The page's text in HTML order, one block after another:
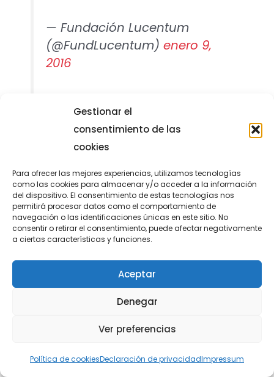
Gestionar el
consentimiento de las
cookies
Para ofrecer las mejores experiencias, utilizamos tecnologías
como las cookies para almacenar y/o acceder a la información
del dispositivo. El consentimiento de estas tecnologías nos
permitirá procesar datos como el comportamiento de
navegación o las identificaciones únicas en este sitio. No
consentir o retirar el consentimiento, puede afectar negativamente
a ciertas características y funciones.
Aceptar
Denegar
Ver preferencias
Política de cookiesDeclaración de privacidadImpressum
— Fundación Lucentum
(@FundLucentum) enero 9,
2016
Del 45 a 35 al 78 a 84. Parcial
mitad. Brutal. EQUIPO. ACTITUD.
Lucentum.#LEBPlata
pic.twitter.com/OvWi603zYE—
Fundación Lucentum
(@FundLucentum)
rompemos la mala racha